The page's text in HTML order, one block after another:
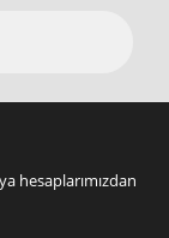
hesaplarımızdan